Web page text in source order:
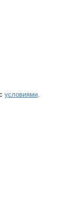
условиями.